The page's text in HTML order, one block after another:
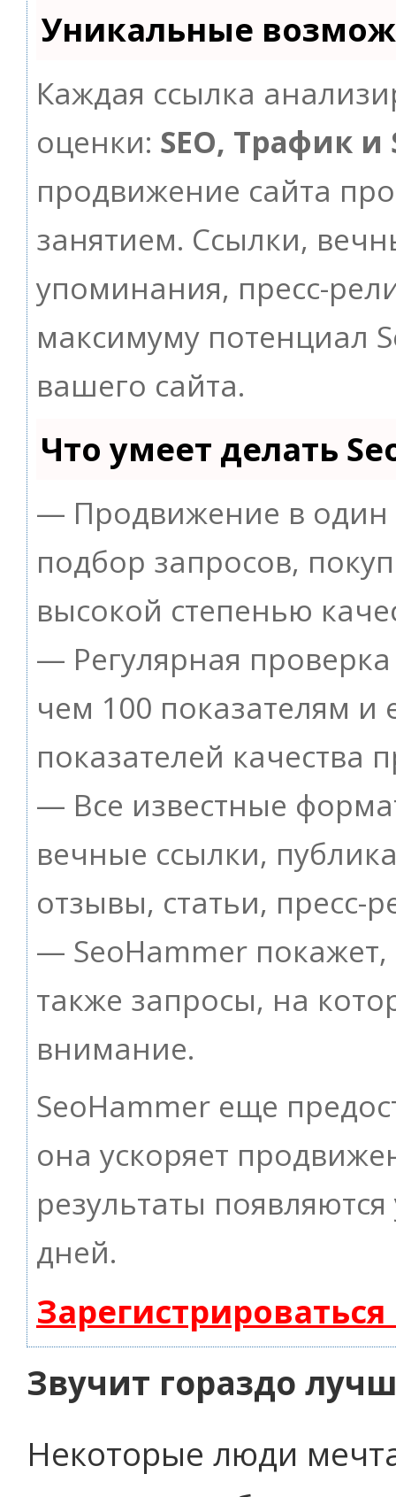
Уникальные
Каждая ссылка
оценки: SEO, Трафик и
продвижение сайта
занятием. Ссылки,
упоминания, пресс-
максимуму потенциал
вашего сайта.
Что умеет делать
— Продвижение в один
подбор запросов,
высокой степенью
— Регулярная
чем 100 показателям
показателей качества
— Все известные
вечные ссылки,
отзывы, статьи, пресс-
— SeoHammer
также запросы, на
внимание.
SeoHammer еще
она ускоряет
результаты
дней.
Звучит гораздо
Некоторые люди